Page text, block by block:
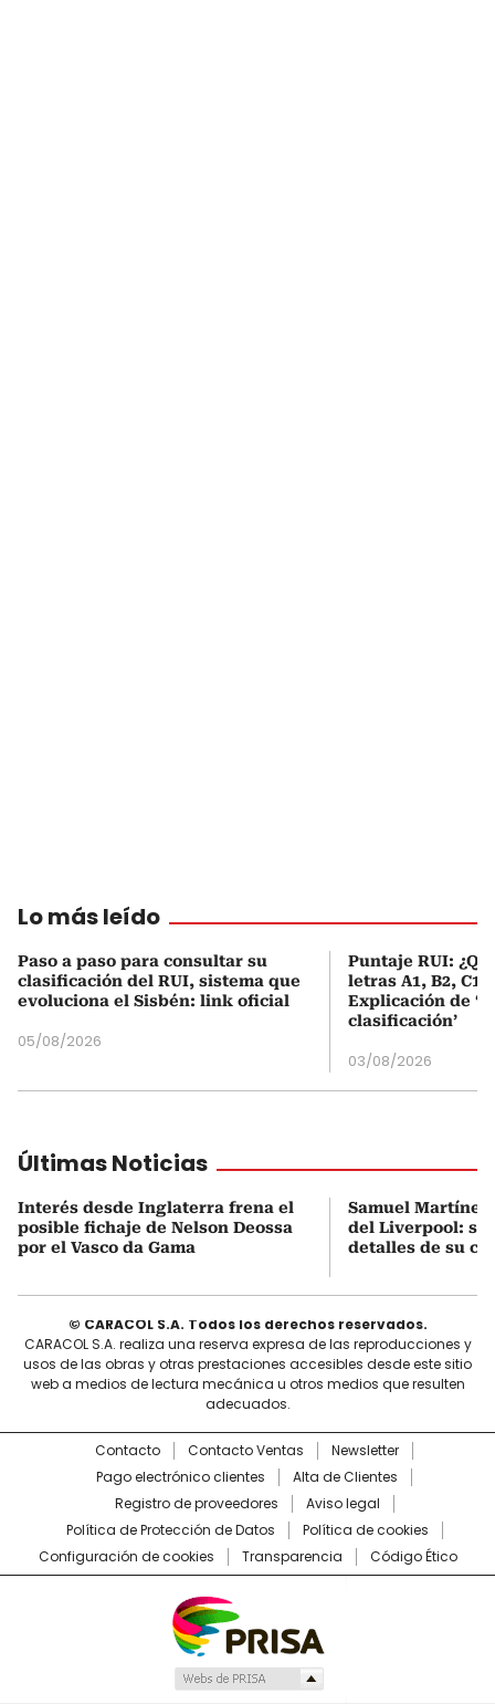
Lo más leído
Paso a paso para consultar su
clasificación del RUI, sistema que
evoluciona el Sisbén: link oficial
05/08/2026
Puntaje RUI:
letras A1, B2, C1
Explicación de
clasificación’
03/08/2026
Últimas Noticias
Interés desde Inglaterra frena el
posible fichaje de Nelson Deossa
por el Vasco da Gama
Samuel
del Liverpool:
detalles de su
© CARACOL S.A. Todos los derechos reservados.
CARACOL S.A. realiza una reserva expresa de las reproducciones y
usos de las obras y otras prestaciones accesibles desde este sitio
web a medios de lectura mecánica u otros medios que resulten
adecuados.
Contacto Contacto Ventas
Newsletter
Pago electrónico clientes
Alta de Clientes
Registro de proveedores
Aviso legal
Política de Protección de Datos
Política de cookies
Configuración de cookies
Transparencia Código Ético